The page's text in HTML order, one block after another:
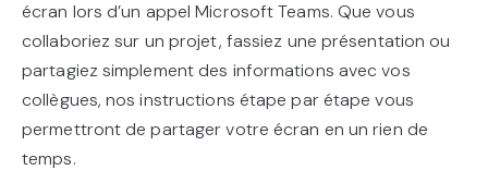
écran lors d’un appel Microsoft Teams. Que vous
collaboriez sur un projet, fassiez une présentation ou
partagiez simplement des informations avec vos
collègues, nos instructions étape par étape vous
permettront de partager votre écran en un rien de
temps.